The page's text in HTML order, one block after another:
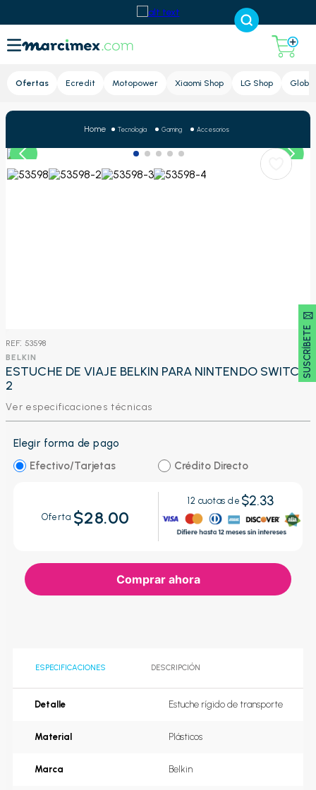
Lupa
Ofertas Ecredit Motopower Xiaomi Shop LG Shop Global
SUSCRÍBETE 🖂
Tecnología Gaming Accesorios
: 53598
BELKIN
ESTUCHE DE VIAJE BELKIN PARA NINTENDO SWITCH
2
Ver especificaciones técnicas
Elegir forma de pago
Efectivo/Tarjetas
Crédito Directo
Oferta $28.00
12 cuotas de $2.33
Comprar ahora
ESPECIFICACIONES DESCRIPCIÓN
Detalle Estuche rígido de transporte
Material Plásticos
Marca Belkin